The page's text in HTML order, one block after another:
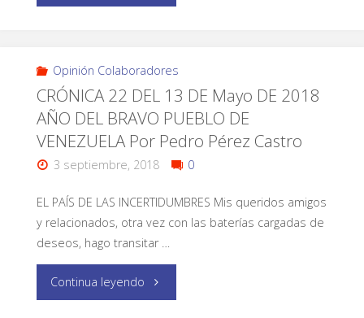
Opinión Colaboradores
CRÓNICA 22 DEL 13 DE Mayo DE 2018
AÑO DEL BRAVO PUEBLO DE
VENEZUELA Por Pedro Pérez Castro
3 septiembre, 2018 0
EL PAÍS DE LAS INCERTIDUMBRES Mis queridos amigos
y relacionados, otra vez con las baterías cargadas de
deseos, hago transitar …
Continua leyendo